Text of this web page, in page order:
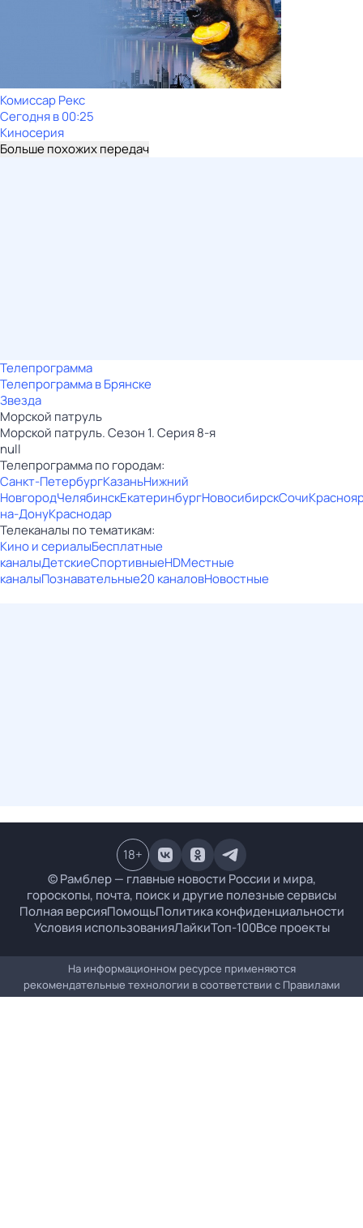
Комиссар Рекс
Сегодня в 00:25
Киносерия
Больше похожих передач
Телепрограмма
Телепрограмма в Брянске
Звезда
Морской патруль
Морской патруль. Сезон 1. Серия 8-я
null
Телепрограмма по городам:
Санкт-ПетербургКазаньНижний
НовгородЧелябинскЕкатеринбургНовосибирскСочи
на-ДонуКраснодар
Телеканалы по тематикам:
Кино и сериалыБесплатные
каналыДетскиеСпортивныеHDМестные
каналыПознавательные20 каналовНовостные
© Рамблер — главные новости России и мира,
гороскопы, почта, поиск и другие полезные сервисы
Полная версияПомощьПолитика конфиденциальности
Условия использованияЛайкиТоп-100Все проекты
18+
На информационном ресурсе применяются
рекомендательные технологии в соответствии с Правилами